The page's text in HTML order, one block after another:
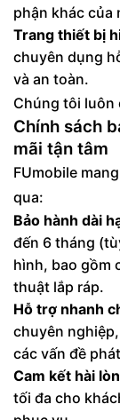
phận khác của
Trang thiết bị
chuyên dụng
và an toàn.
Chúng tôi luôn
Chính sách
mãi tận tâm
FUmobile
qua:
Bảo hành dài
đến 6 tháng
hình, bao gồm
thuật lắp ráp.
Hỗ trợ nhanh
chuyên
các vấn đề
Cam kết hài
tối đa cho